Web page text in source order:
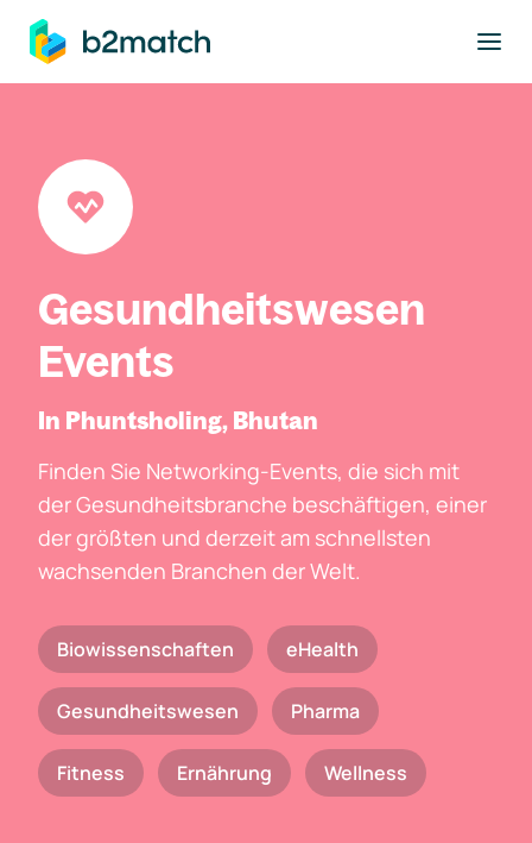
springen
Gesundheitswesen
Events
In Phuntsholing, Bhutan
Finden Sie Networking-Events, die sich mit
der Gesundheitsbranche beschäftigen, einer
der größten und derzeit am schnellsten
wachsenden Branchen der Welt.
Biowissenschaften eHealth
Gesundheitswesen Pharma
Fitness Ernährung Wellness